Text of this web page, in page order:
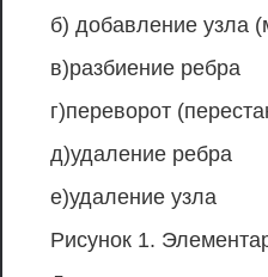
б) добавление узла
в)разбиение ребра
г)переворот
д)удаление ребра
е)удаление узла
Рисунок 1.